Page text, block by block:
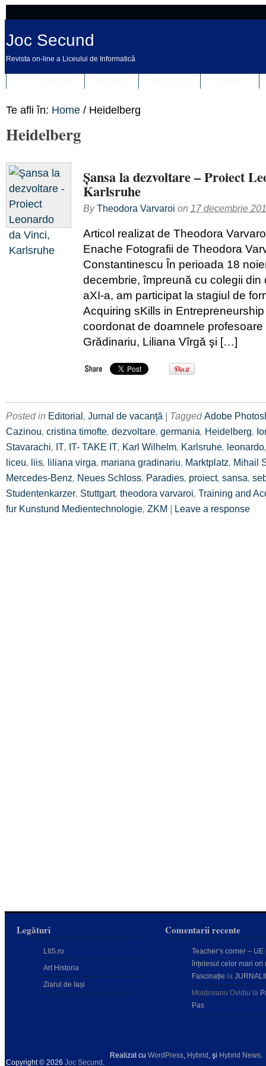
Joc Secund
Revista on-line a Liceului de Informatică
Te afli în: Home / Heidelberg
Heidelberg
Şansa la dezvoltare – Proiect
Karlsruhe
ByTheodora Varvaroi on 17 decembrie
Articol realizat de Theodora
Enache Fotografii de Theodora
Constantinescu În perioada 18
decembrie, împreună cu colegii din
aXI-a, am participat la stagiul de
Acquiring sKills in
coordonat de doamnele profesoare
Grădinariu, Liliana Vîrgă şi […]
Posted in Editorial, Jurnal de vacanţă | TaggedAdobe
Cazinou, cristina timofte, dezvoltare, germania, Heidelberg,
Stavarachi, IT, IT- TAKE IT, Karl Wilhelm, Karlsruhe, leonardo
liceu, liis, liliana virga, mariana gradinariu, Marktplatz, Mihail
Mercedes-Benz, Neues Schloss, Paradies, proiect, sansa,
Studentenkarzer, Stuttgart, theodora varvaroi, Training and
fur Kunstund Medientechnologie, ZKM | Leave a response
Legături
LIIS.ro
Art Historia
Ziarul de Iași
Comentarii recente
Teacher’s corner – UE
înțelesul celor mari ori
Fascinație la
Moldovanu Ovidiu la
Pas
Copyright © 2026 Joc Secund .
Realizat cu WordPress, Hybrid , şi Hybrid News.